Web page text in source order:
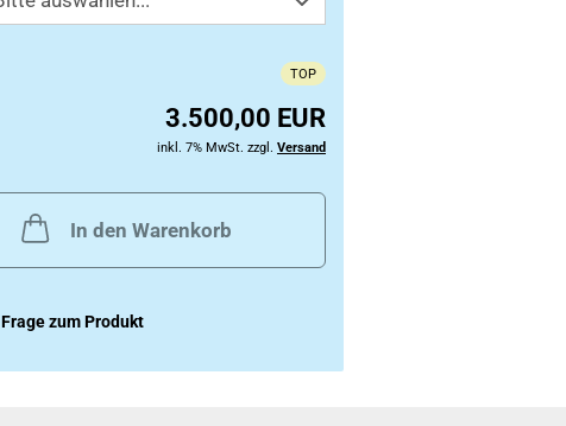
TOP
3.500,00 EUR
inkl. 7% MwSt. zzgl. Versand
In den Warenkorb
Frage zum Produkt